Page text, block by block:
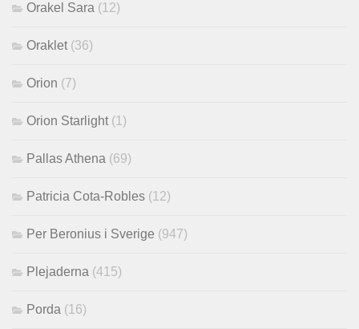
Orakel Sara (12)
Oraklet (36)
Orion (7)
Orion Starlight (1)
Pallas Athena (69)
Patricia Cota-Robles (12)
Per Beronius i Sverige (947)
Plejaderna (415)
Porda (16)